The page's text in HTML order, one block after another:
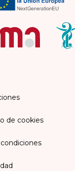
de cookies